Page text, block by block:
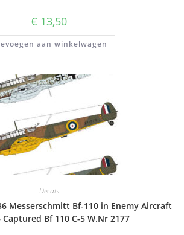
€ 13,50
aan winkelwagen
Decals
Messerschmitt Bf-110 in Enemy Aircraft
Captured Bf 110 C-5 W.Nr 2177